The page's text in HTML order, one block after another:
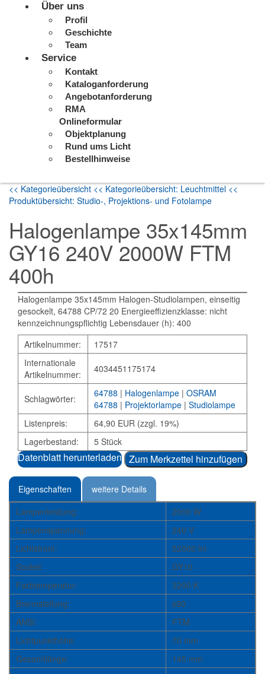
Über uns
Profil
Geschichte
Team
Service
Kontakt
Kataloganforderung
Angebotanforderung
RMA
Onlineformular
Objektplanung
Rund ums Licht
Bestellhinweise
<< Kategorieübersicht << Kategorieübersicht: Leuchtmittel <<
Produktübersicht: Studio-, Projektions- und Fotolampe
Halogenlampe 35x145mm
GY16 240V 2000W FTM
400h
Halogenlampe 35x145mm Halogen-Studiolampen, einseitig
gesockelt, 64788 CP/72 20 Energieeffizienzklasse: nicht
kennzeichnungspflichtig Lebensdauer (h): 400
Artikelnummer:
17517
Internationale
Artikelnummer:
4034451175174
Schlagwörter: 64788 | Halogenlampe | OSRAM
64788 | Projektorlampe | Studiolampe
Listenpreis:
64,90 EUR (zzgl. 19%)
Lagerbestand:
5 Stück
Datenblatt herunterladen Zum Merkzettel hinzufügen
Eigenschaften
weitere Details
Lampenleistung:
2000 W
Lampenspannung:
240 V
Lichtstrom:
52000 lm
Sockel:
GY16
Farbtemperatur:
3200 K
Brennstellung:
s90
ANSI:
FTM
Lichtpunkthöhe:
70 mm
Gesamtlänge:
145 mm